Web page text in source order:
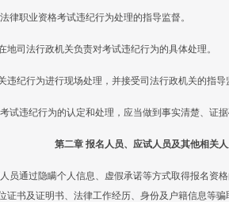
律职业资格考试违纪行为处理的指导监督。
地司法行政机关负责对考试违纪行为的具体处理。
违纪行为进行现场处理，并接受司法行政机关的指导
试违纪行为的认定和处理，应当做到事实清楚、证
第二章 报名人员、应试人员及其他相关
员通过隐瞒个人信息、虚假承诺等方式取得报名资
证书及证明书、法律工作经历、身份及户籍信息等